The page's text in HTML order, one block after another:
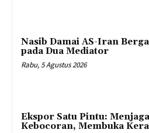
Nasib Damai AS-Iran
pada Dua Mediator
Rabu, 5 Agustus 2026
Ekspor Satu Pintu: Menjaga
Kebocoran, Membuka